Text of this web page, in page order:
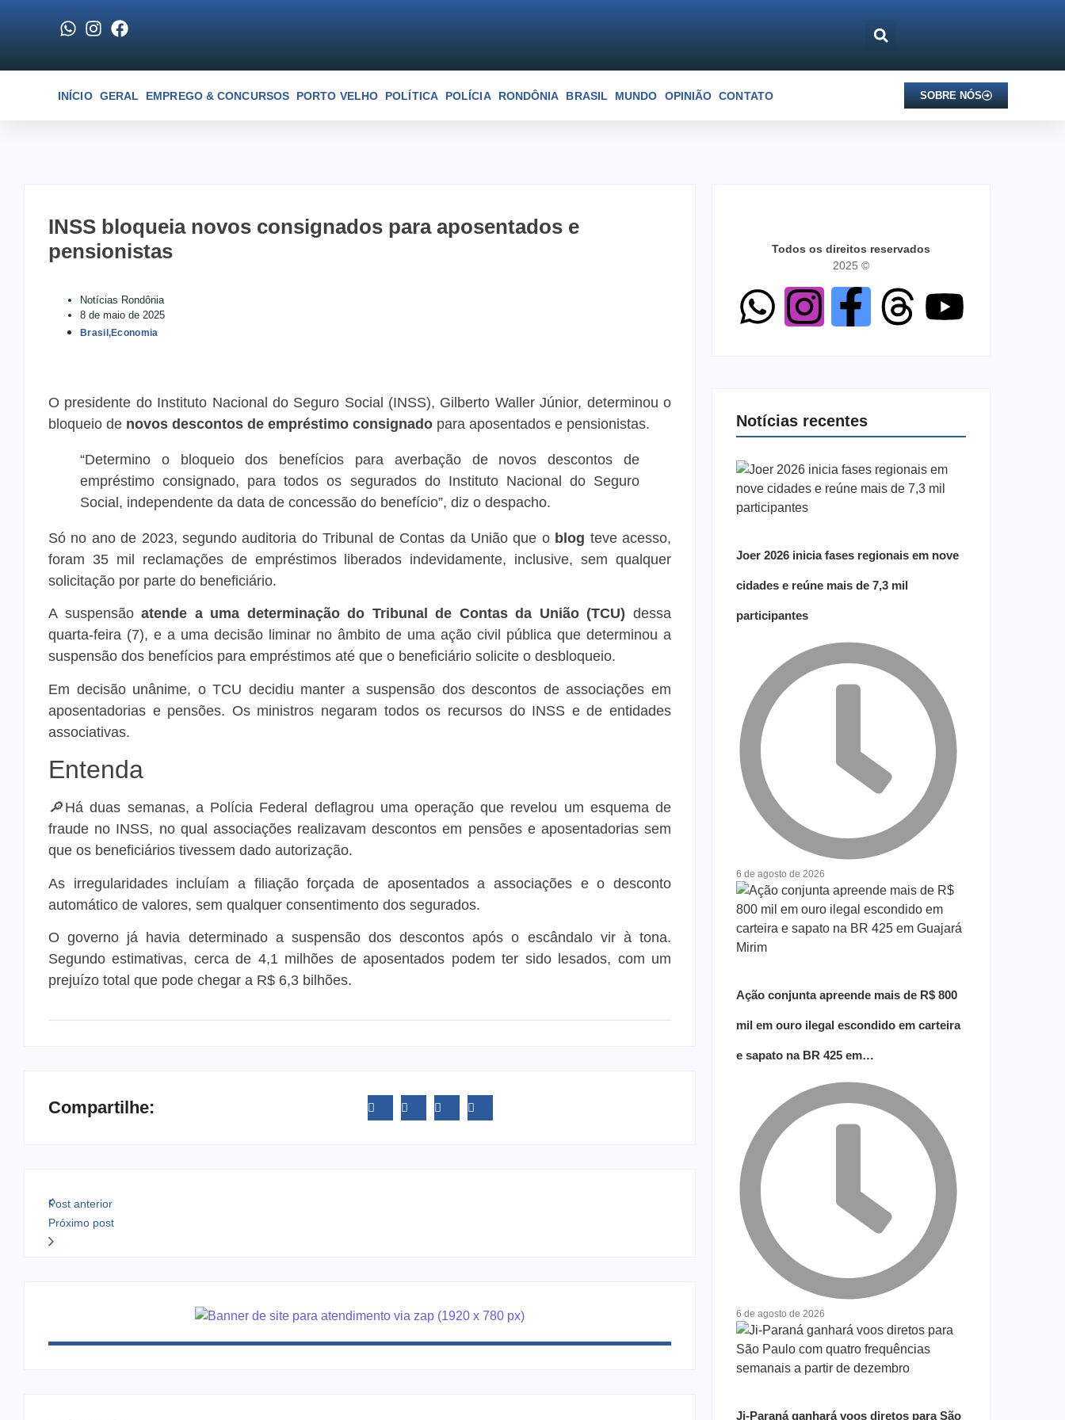
INÍCIO GERAL EMPREGO & CONCURSOS PORTO VELHO POLÍTICA POLÍCIA RONDÔNIA BRASIL MUNDO OPINIÃO CONTATO SOBRE NÓS
INSS bloqueia novos consignados para aposentados e
pensionistas
Notícias Rondônia
8 de maio de 2025
Brasil ,Economia
O presidente do Instituto Nacional do Seguro Social (INSS), Gilberto Waller Júnior, determinou o
bloqueio de novos descontos de empréstimo consignado para aposentados e pensionistas.
“Determino o bloqueio dos benefícios para averbação de novos descontos de
empréstimo consignado, para todos os segurados do Instituto Nacional do Seguro
Social, independente da data de concessão do benefício”, diz o despacho.
Só no ano de 2023, segundo auditoria do Tribunal de Contas da União que o blog teve acesso,
foram 35 mil reclamações de empréstimos liberados indevidamente, inclusive, sem qualquer
solicitação por parte do beneficiário.
A suspensãoatende a uma determinação do Tribunal de Contas da União (TCU) dessa
quarta-feira (7), e a uma decisão liminar no âmbito de uma ação civil pública que determinou a
suspensão dos benefícios para empréstimos até que o beneficiário solicite o desbloqueio.
Em decisão unânime, o TCU decidiu manter a suspensão dos descontos de associações em
aposentadorias e pensões. Os ministros negaram todos os recursos do INSS e de entidades
associativas.
Entenda
🔎Há duas semanas, a Polícia Federal deflagrou uma operação que revelou um esquema de
fraude no INSS, no qual associações realizavam descontos em pensões e aposentadorias sem
que os beneficiários tivessem dado autorização.
As irregularidades incluíam a filiação forçada de aposentados a associações e o desconto
automático de valores, sem qualquer consentimento dos segurados.
O governo já havia determinado a suspensão dos descontos após o escândalo vir à tona.
Segundo estimativas, cerca de 4,1 milhões de aposentados podem ter sido lesados, com um
prejuízo total que pode chegar a R$ 6,3 bilhões.
Compartilhe:
Post anterior
Próximo post
Todos os direitos reservados
2025 ©
Notícias recentes
Joer 2026 inicia fases regionais em nove
cidades e reúne mais de 7,3 mil
participantes
6 de agosto de 2026
Ação conjunta apreende mais de R$ 800
mil em ouro ilegal escondido em carteira
e sapato na BR 425 em…
6 de agosto de 2026
Ji-Paraná ganhará voos diretos para São